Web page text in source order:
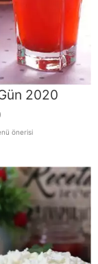
2020
önerisi